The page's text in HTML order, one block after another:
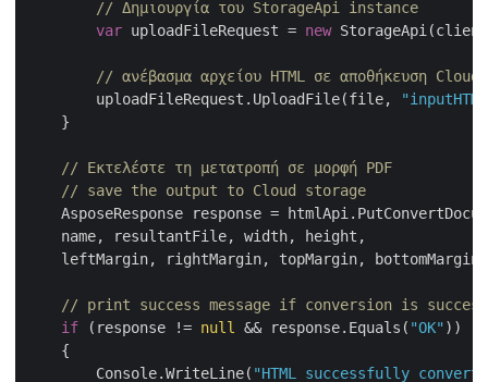
// Δημιουργία του StorageApi instance
var uploadFileRequest = new
// ανέβασμα αρχείου HTML σε αποθήκευση Cloud
        uploadFileRequest.UploadFile(file,
    }
// Εκτελέστε τη μετατροπή σε μορφή PDF
// save the output to Cloud storage
AsposeResponse response =
    name, resultantFile, width, height,
leftMargin, rightMargin, topMargin,
// print success message if conversion is
if (response != null && response.Equals( "OK" ))
    {
        Console.WriteLine(
"HTML successfully